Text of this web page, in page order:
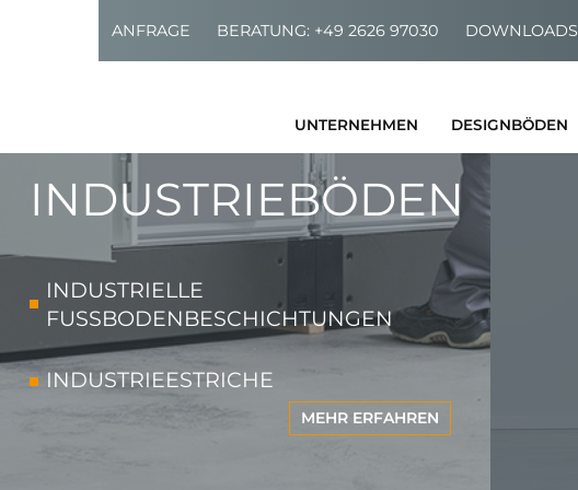
ANFRAGE BERATUNG: +49 2626 97030 DOWNLOADS
UNTERNEHMEN
Planer, Bauherren,
ANSPRECHPARTNER
REZENSIONEN
KARRIERE
DESIGNBÖDEN
INDUSTRIEBÖDEN
INDUSTRIELLE
FUSSBODENBESCHICHTUNGEN
INDUSTRIEESTRICHE
MEHR ERFAHREN